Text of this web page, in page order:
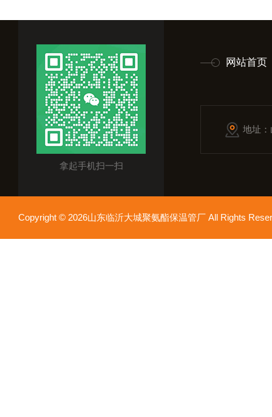
拿起手机扫一扫
网站首页
地址
Copyright © 2026山东临沂大城聚氨酯保温管厂 All Rights